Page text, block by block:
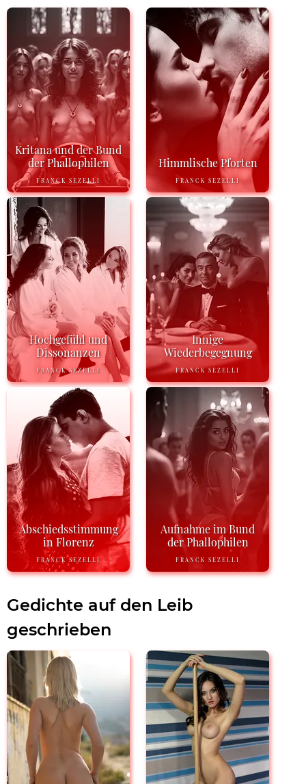
Kritana und der Bund
der Phallophilen
FRANCK SEZELLI
Himmlische Pforten
FRANCK SEZELLI
Hochgefühl und
Dissonanzen
FRANCK SEZELLI
Innige
Wiederbegegnung
FRANCK SEZELLI
Abschiedsstimmung
in Florenz
FRANCK SEZELLI
Aufnahme im Bund
der Phallophilen
FRANCK SEZELLI
Gedichte auf den Leib
geschrieben